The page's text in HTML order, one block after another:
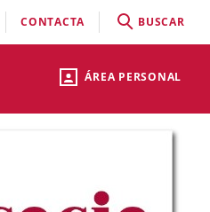
ÁREA PERSONAL
CONTACTA BUSCAR